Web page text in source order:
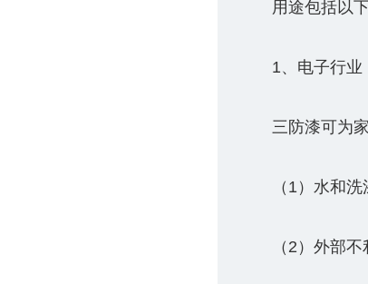
用途包括以
1、电子行业
三防漆可为
（1）水和
（2）外部